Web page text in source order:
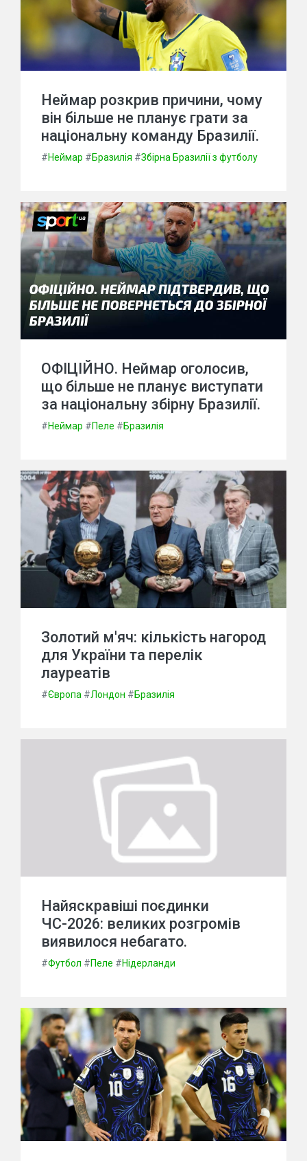
Неймар розкрив причини, чому
він більше не планує грати за
національну команду Бразилії.
#Неймар #Бразилія #Збірна Бразилії з футболу
ОФІЦІЙНО. Неймар оголосив,
що більше не планує виступати
за національну збірну Бразилії.
#Неймар #Пеле #Бразилія
Золотий м'яч: кількість нагород
для України та перелік
лауреатів
#Європа #Лондон #Бразилія
Найяскравіші поєдинки
ЧС-2026: великих розгромів
виявилося небагато.
#Футбол #Пеле #Нідерланди